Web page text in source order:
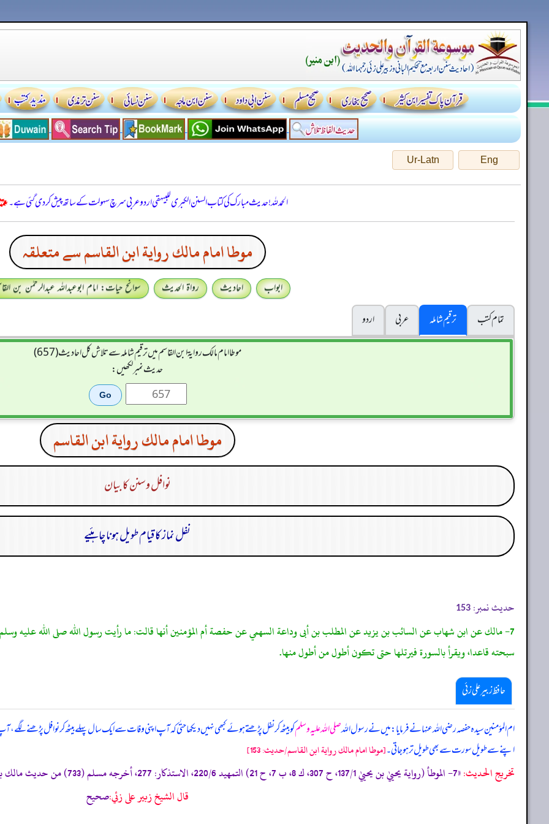
Eng
Ur-Latn
الحمدللہ! حدیث مبارک کی کتاب السنن الكبرى للبيهقي اردو عربی سرچ سہولت کے ساتھ پیش کر دی گئی ہے۔
موطا امام مالك رواية ابن القاسم سے متعلقہ
ابواب احادیث رواۃ الحدیث
سوانح حیات: امام ابوعبداللہ عبدالرحمٰن بن
تمام کتب
ترقیم شاملہ عربی
اردو
موطا امام مالك رواية ابن القاسم میں ترقیم شاملہ سے تلاش کل احادیث (657)
حدیث نمبر لکھیں:
موطا امام مالك رواية ابن القاسم
نوافل و سنن کا بیان
نفل نماز کا قیام طویل ہونا چاہئیے
حدیث نمبر: 153
7- مالك عن ابن شهاب عن السائب بن يزيد عن المطلب بن أبى وداعة السهمي عن حفصة أم المؤمنين أنها قالت: ما رأيت رسول الله صلى الله عليه
سبحته قاعدا، ويقرأ بالسورة فيرتلها حتى تكون أطول من أطول منها.
حافظ زبیر علی زئی
ام المؤمنین سیدہ حفصہ رضی اللہ عنہا نے فرمایا: میں نے رسول اللہصلی اللہ علیہ وسلمکو بیٹھ کر نفل پڑھتے ہوئے کبھی نہیں دیکھا حتٰی کہ آپ اپنی وفات سے ایک سال پہلے بیٹھ کر نوافل
اپنے سے طویل سورت سے بھی طویل تر ہو جاتی۔[موطا امام مالك رواية ابن القاسم/حدیث: 153]
تخریج الحدیث:«7- الموطأ (رواية يحييٰ بن يحييٰ 137/1، ح 307، ك 8، ب 7، ح 21) التمهيد 220/6، الاستذكار: 277، أخرجه مسلم (733) من حديث مالك به .»
قال الشيخ زبير على زئي:صحيح